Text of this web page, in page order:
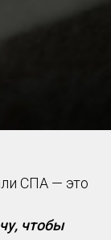
СПА — это
чтобы